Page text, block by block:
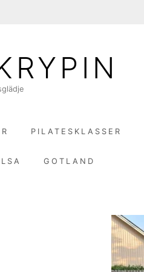
PILATESKLASSER
GOTLAND